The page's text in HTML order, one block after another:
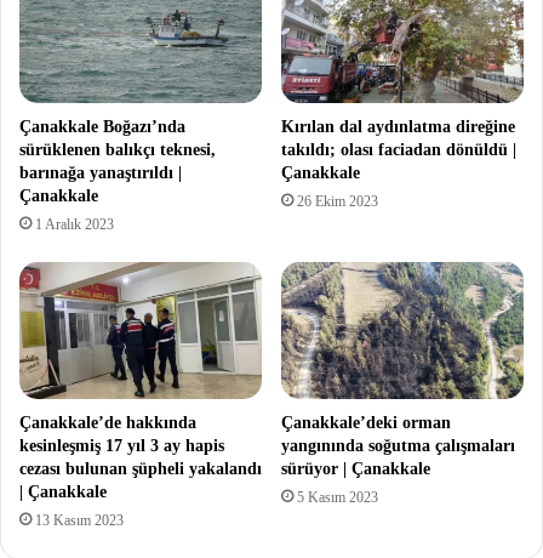
Çanakkale Boğazı’nda
sürüklenen balıkçı teknesi,
barınağa yanaştırıldı |
Çanakkale
1 Aralık 2023
Kırılan dal aydınlatma direğine
takıldı; olası faciadan dönüldü |
Çanakkale
26 Ekim 2023
Çanakkale’de hakkında
kesinleşmiş 17 yıl 3 ay hapis
cezası bulunan şüpheli yakalandı
| Çanakkale
13 Kasım 2023
Çanakkale’deki orman
yangınında soğutma çalışmaları
sürüyor | Çanakkale
5 Kasım 2023